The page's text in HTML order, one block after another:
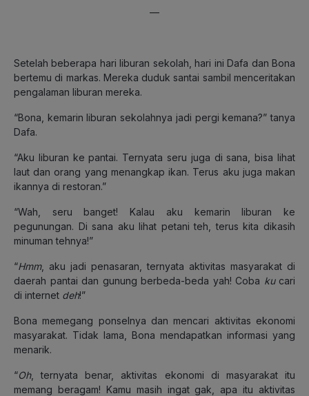
—
Setelah beberapa hari liburan sekolah, hari ini Dafa dan Bona
bertemu di markas. Mereka duduk santai sambil menceritakan
pengalaman liburan mereka.
“Bona, kemarin liburan sekolahnya jadi pergi kemana?” tanya
Dafa.
“Aku liburan ke pantai. Ternyata seru juga di sana, bisa lihat
laut dan orang yang menangkap ikan. Terus aku juga makan
ikannya di restoran.”
“Wah, seru banget! Kalau aku kemarin liburan ke
pegunungan. Di sana aku lihat petani teh, terus kita dikasih
minuman tehnya!”
“Hmm, aku jadi penasaran, ternyata aktivitas masyarakat di
daerah pantai dan gunung berbeda-beda yah! Coba kucari
di internet deh!”
Bona memegang ponselnya dan mencari aktivitas ekonomi
masyarakat. Tidak lama, Bona mendapatkan informasi yang
menarik.
“Oh, ternyata benar, aktivitas ekonomi di masyarakat itu
memang beragam! Kamu masih ingat gak, apa itu aktivitas